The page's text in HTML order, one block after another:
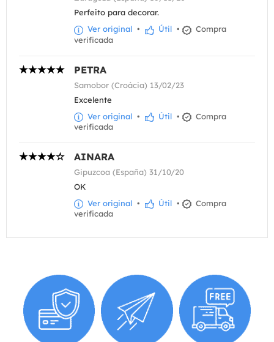
Perfeito para decorar.
Ver original • Útil •
Compra
verificada
PETRA
Samobor (Croácia) 13/02/23
Excelente
Ver original • Útil •
Compra
verificada
AINARA
Gipuzcoa (España) 31/10/20
OK
Ver original • Útil •
Compra
verificada